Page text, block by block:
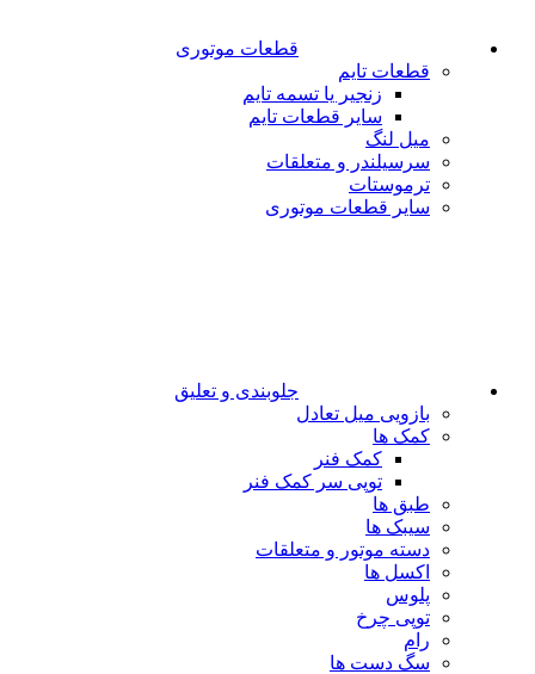
قطعات موتوری
قطعات تایم
زنجیر یا تسمه تایم
سایر قطعات تایم
میل لنگ
سرسیلندر و متعلقات
ترموستات
سایر قطعات موتوری
جلوبندی و تعلیق
بازویی میل تعادل
کمک ها
کمک فنر
توپی سر کمک فنر
طبق ها
سیبک ها
دسته موتور و متعلقات
اکسل ها
پلوس
توپی چرخ
رام
سگ دست ها